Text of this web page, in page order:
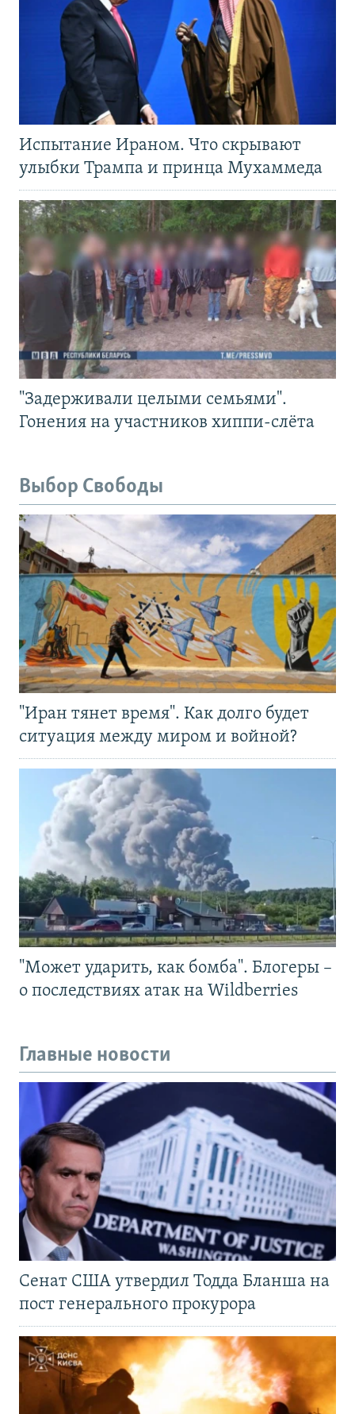
Испытание Ираном. Что скрывают
улыбки Трампа и принца Мухаммеда
"Задерживали целыми семьями".
Гонения на участников хиппи-слёта
Выбор Свободы
"Иран тянет время". Как долго будет
ситуация между миром и войной?
"Может ударить, как бомба". Блогеры –
о последствиях атак на Wildberries
Главные новости
Сенат США утвердил Тодда Бланша на
пост генерального прокурора